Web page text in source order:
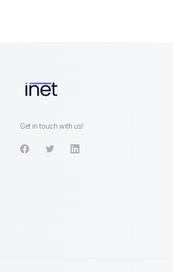
Get in touch with us!